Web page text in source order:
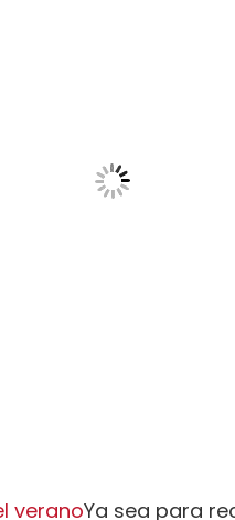
veranoYa sea para